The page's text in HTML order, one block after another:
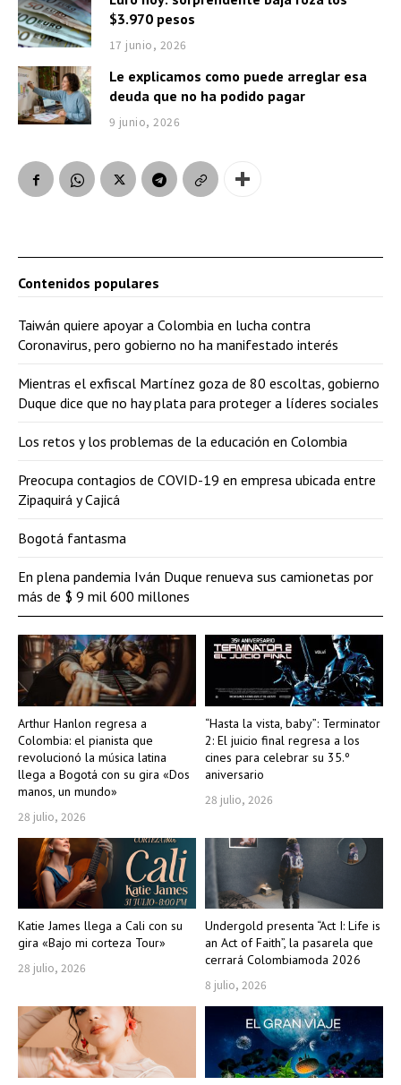
$3.970 pesos
17 junio, 2026
Le explicamos como puede arreglar esa
deuda que no ha podido pagar
9 junio, 2026
Arthur Hanlon regresa a
Colombia: el pianista que
revolucionó la música latina
llega a Bogotá con su gira «Dos
manos, un mundo»
28 julio, 2026
“Hasta la vista, baby”: Terminator
2: El juicio final regresa a los
cines para celebrar su 35.º
aniversario
28 julio, 2026
Katie James llega a Cali con su
gira «Bajo mi corteza Tour»
28 julio, 2026
Undergold presenta “Act I: Life is
an Act of Faith”, la pasarela que
cerrará Colombiamoda 2026
8 julio, 2026
Contenidos populares
Taiwán quiere apoyar a Colombia en lucha contra
Coronavirus, pero gobierno no ha manifestado interés
Mientras el exfiscal Martínez goza de 80 escoltas, gobierno
Duque dice que no hay plata para proteger a líderes sociales
Los retos y los problemas de la educación en Colombia
Preocupa contagios de COVID-19 en empresa ubicada entre
Zipaquirá y Cajicá
Bogotá fantasma
En plena pandemia Iván Duque renueva sus camionetas por
más de $ 9 mil 600 millones